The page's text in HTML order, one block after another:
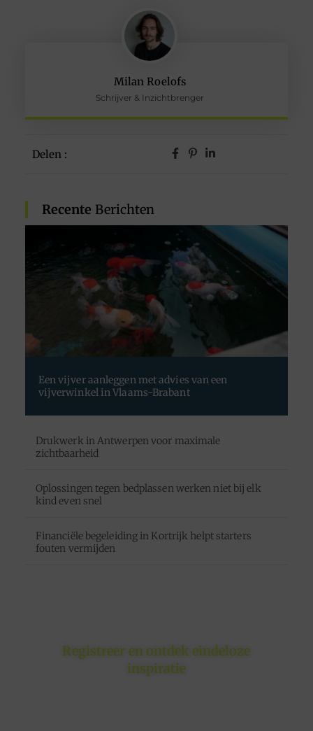
Milan Roelofs
Schrijver & Inzichtbrenger
Delen :
Recente Berichten
Een vijver aanleggen met advies van een
vijverwinkel in Vlaams-Brabant
Drukwerk in Antwerpen voor maximale
zichtbaarheid
Oplossingen tegen bedplassen werken niet bij elk
kind even snel
Financiële begeleiding in Kortrijk helpt starters
fouten vermijden
Registreer en ontdek eindeloze
inspiratie